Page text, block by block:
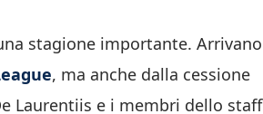
stagione importante. Arrivano
, ma anche dalla cessione
Laurentiis e i membri dello staff